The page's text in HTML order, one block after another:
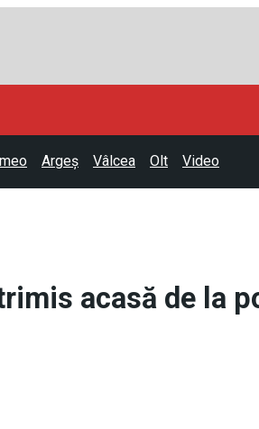
Argeș Vâlcea Olt Video
acasă de la